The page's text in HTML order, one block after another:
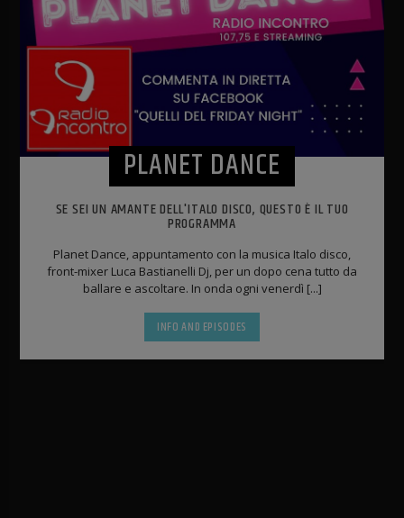
PLANET DANCE
SE SEI UN AMANTE DELL'ITALO DISCO, QUESTO È IL TUO
PROGRAMMA
Planet Dance, appuntamento con la musica Italo disco,
front-mixer Luca Bastianelli Dj, per un dopo cena tutto da
ballare e ascoltare. In onda ogni venerdì [...]
INFO AND EPISODES